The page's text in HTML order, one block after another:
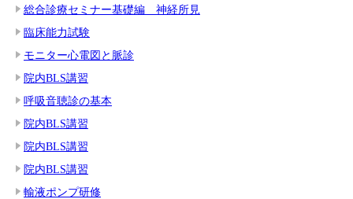
総合診療セミナー基礎編 神経所見
臨床能力試験
モニター心電図と脈診
院内BLS講習
呼吸音聴診の基本
院内BLS講習
院内BLS講習
院内BLS講習
輸液ポンプ研修